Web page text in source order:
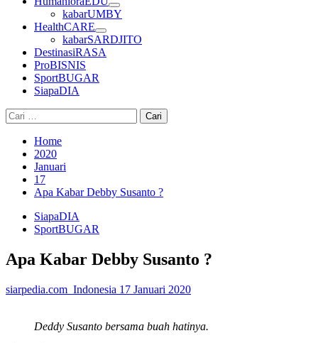
kabarUMBY
HealthCARE
kabarSARDJITO
DestinasiRASA
ProBISNIS
SportBUGAR
SiapaDIA
Cari
untuk:
Home
2020
Januari
17
Apa Kabar Debby Susanto ?
SiapaDIA
SportBUGAR
Apa Kabar Debby Susanto ?
siarpedia.com_Indonesia 17 Januari 2020
Deddy Susanto bersama buah hatinya.